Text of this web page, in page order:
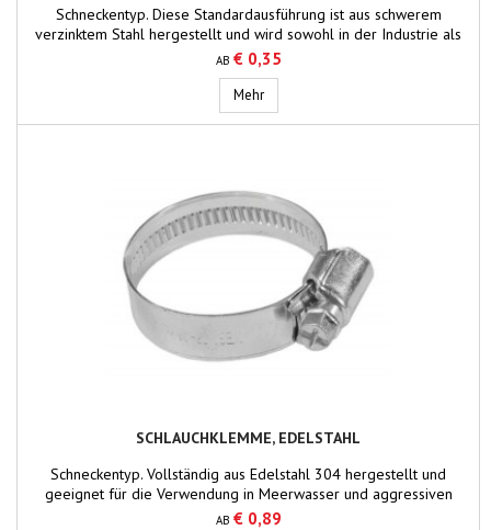
Schneckentyp. Diese Standardausführung ist aus schwerem
verzinktem Stahl hergestellt und wird sowohl in der Industrie als
auch in der Fahrzeugbranche verwendet. Bandbreite: 12 cm
AB € 0,35
MehrSchlauchklemme
SCHLAUCHKLEMME, EDELSTAHL
Schneckentyp. Vollständig aus Edelstahl 304 hergestellt und
geeignet für die Verwendung in Meerwasser und aggressiven
Umgebungen. Bandbreite: 12 cm
AB € 0,89